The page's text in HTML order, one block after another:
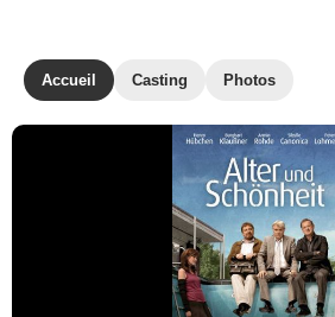
Accueil Casting Photos